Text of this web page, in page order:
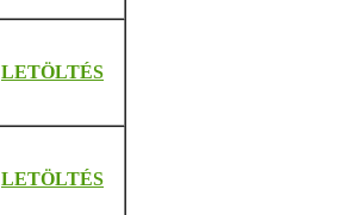
LETÖLTÉS
LETÖLTÉS